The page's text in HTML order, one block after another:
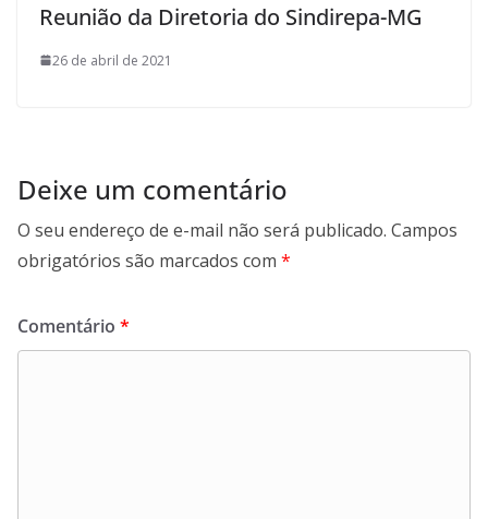
Reunião da Diretoria do Sindirepa-MG
26 de abril de 2021
Deixe um comentário
O seu endereço de e-mail não será publicado. Campos
obrigatórios são marcados com *
Comentário *